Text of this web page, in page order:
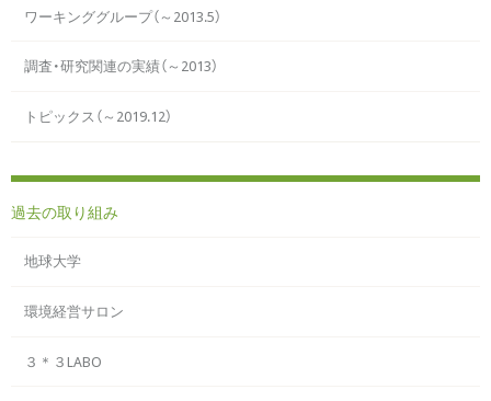
ワーキンググループ（～2013.5）
調査・研究関連の実績（～2013）
トピックス（～2019.12）
過去の取り組み
地球大学
環境経営サロン
３＊３LABO